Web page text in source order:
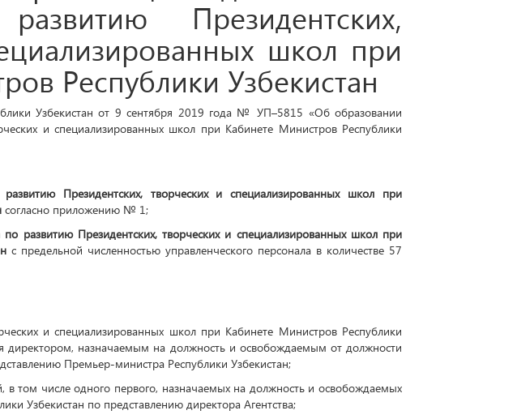
Узбекистан от 9 сентября 2019 года № УП–5815 «Об образовании
и специализированных школ при Кабинете Министров Республики
развитию Президентских, творческих и специализированных школ при
согласно приложению № 1;
по развитию Президентских, творческих и специализированных школ при
с предельной численностью управленческого персонала в количестве 57
и специализированных школ при Кабинете Министров Республики
директором, назначаемым на должность и освобождаемым от должности
Премьер-министра Республики Узбекистан;
в том числе одного первого, назначаемых на должность и освобождаемых
Узбекистан по представлению директора Агентства;